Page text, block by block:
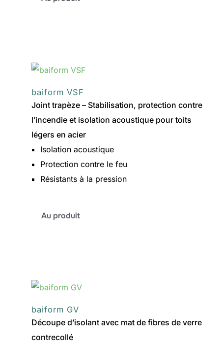
baiform VSF
Joint trapèze – Stabilisation, protection contre
l’incendie et isolation acoustique pour toits
légers en acier
Isolation acoustique
Protection contre le feu
Résistants à la pression
Au produit:
baiform GV
Découpe d’isolant avec mat de fibres de verre
contrecollé